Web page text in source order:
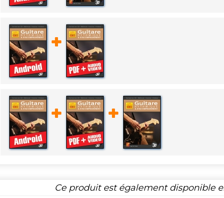
Ce produit est également disponible